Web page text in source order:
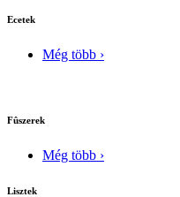
Ecetek
Még több ›
Fûszerek
Még több ›
Lisztek